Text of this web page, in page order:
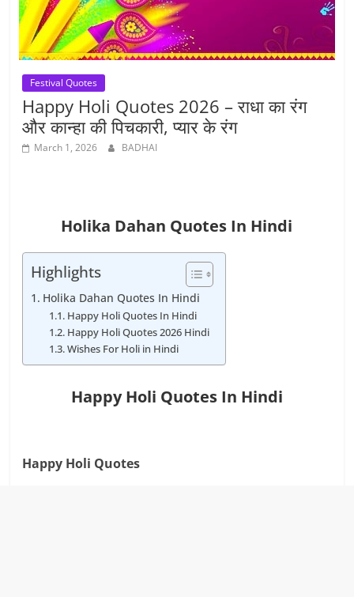
Festival Quotes
Happy Holi Quotes 2026 – राधा का रंग
और कान्हा की पिचकारी, प्यार के रंग
March 1, 2026 BADHAI
Holika Dahan Quotes In Hindi
Highlights
Holika Dahan Quotes In Hindi
Happy Holi Quotes In Hindi
Happy Holi Quotes 2026 Hindi
Wishes For Holi in Hindi
Happy Holi Quotes In Hindi
Happy Holi Quotes